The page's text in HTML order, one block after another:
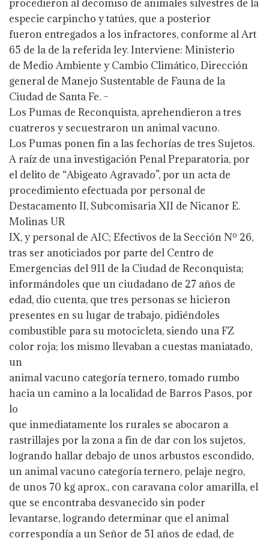
procedieron al decomiso de animales silvestres de la
especie carpincho y tatúes, que a posterior
fueron entregados a los infractores, conforme al Art
65 de la de la referida ley. Interviene: Ministerio
de Medio Ambiente y Cambio Climático, Dirección
general de Manejo Sustentable de Fauna de la
Ciudad de Santa Fe. –
Los Pumas de Reconquista, aprehendieron a tres
cuatreros y secuestraron un animal vacuno.
Los Pumas ponen fin a las fechorías de tres Sujetos.
A raíz de una investigación Penal Preparatoria, por
el delito de “Abigeato Agravado”, por un acta de
procedimiento efectuada por personal de
Destacamento II, Subcomisaria XII de Nicanor E.
Molinas UR
IX, y personal de AIC; Efectivos de la Sección Nº 26,
tras ser anoticiados por parte del Centro de
Emergencias del 911 de la Ciudad de Reconquista;
informándoles que un ciudadano de 27 años de
edad, dio cuenta, que tres personas se hicieron
presentes en su lugar de trabajo, pidiéndoles
combustible para su motocicleta, siendo una FZ
color roja; los mismo llevaban a cuestas maniatado,
un
animal vacuno categoría ternero, tomado rumbo
hacia un camino a la localidad de Barros Pasos, por
lo
que inmediatamente los rurales se abocaron a
rastrillajes por la zona a fin de dar con los sujetos,
logrando hallar debajo de unos arbustos escondido,
un animal vacuno categoría ternero, pelaje negro,
de unos 70 kg aprox., con caravana color amarilla, el
que se encontraba desvanecido sin poder
levantarse, logrando determinar que el animal
correspondía a un Señor de 51 años de edad, de